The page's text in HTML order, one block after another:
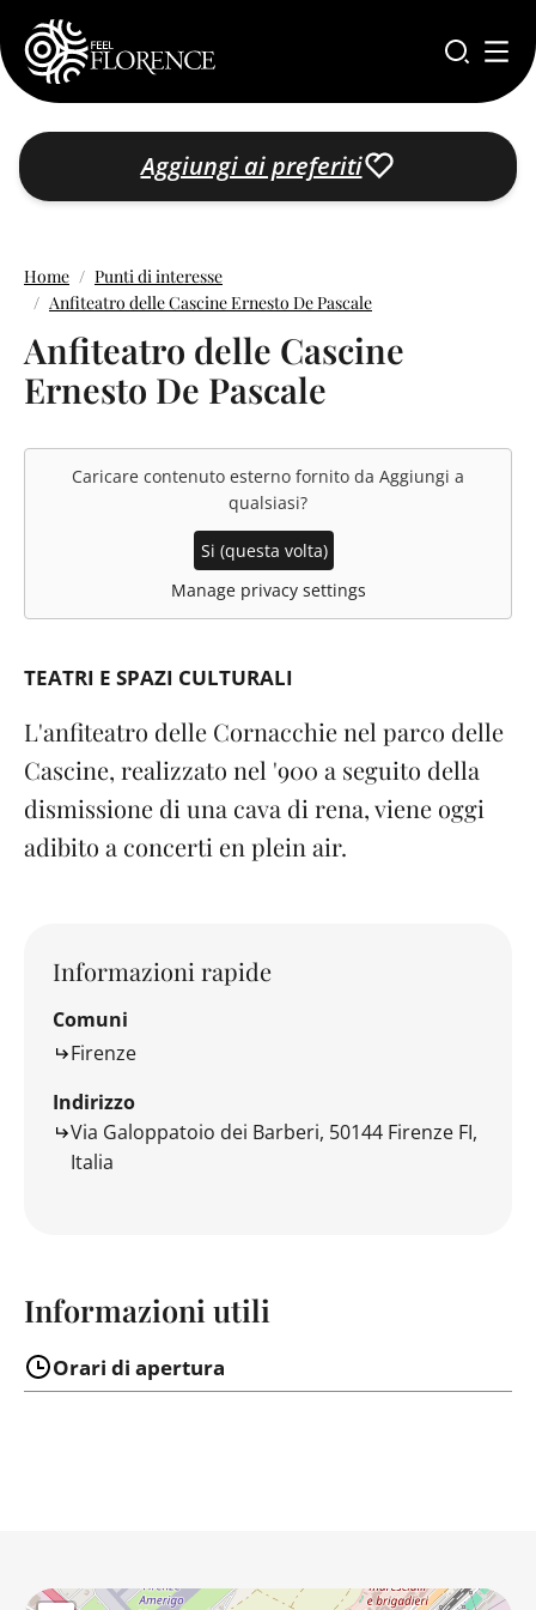
Salta al contenuto principale
Aggiungi ai preferiti
Home
Punti di interesse
Anfiteatro delle Cascine Ernesto De Pascale
Anfiteatro delle Cascine
Ernesto De Pascale
Caricare contenuto esterno fornito da Aggiungi a
qualsiasi?
Si (questa volta)
Manage privacy settings
TEATRI E SPAZI CULTURALI
L'anfiteatro delle Cornacchie nel parco delle
Cascine, realizzato nel '900 a seguito della
dismissione di una cava di rena, viene oggi
adibito a concerti en plein air.
Informazioni rapide
Comuni
Firenze
Indirizzo
Via Galoppatoio dei Barberi, 50144 Firenze FI,
Italia
Informazioni utili
Orari di apertura